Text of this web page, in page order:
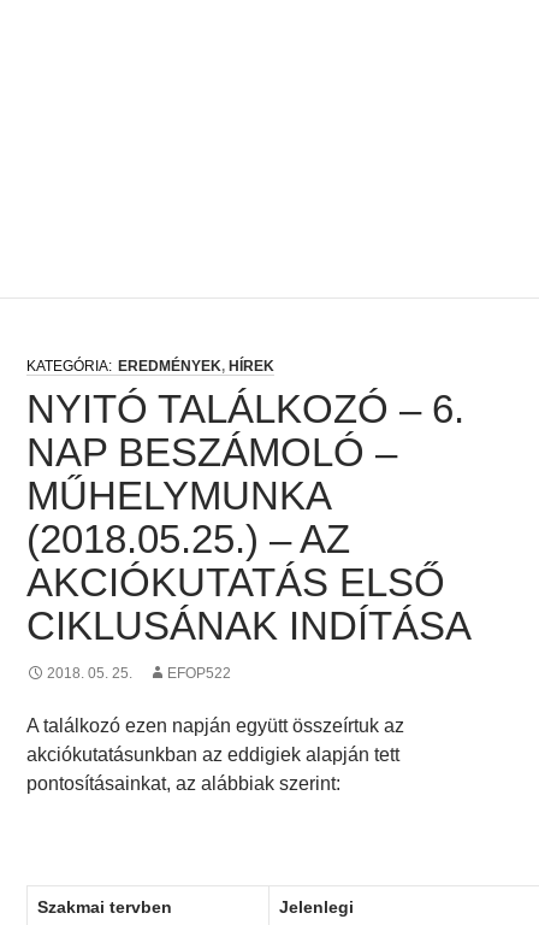
EREDMÉNYEK, HÍREK
NYITÓ TALÁLKOZÓ – 6.
NAP BESZÁMOLÓ –
MŰHELYMUNKA
(2018.05.25.) – AZ
AKCIÓKUTATÁS ELSŐ
CIKLUSÁNAK INDÍTÁSA
2018. 05. 25. EFOP522
A találkozó ezen napján együtt összeírtuk az
akciókutatásunkban az eddigiek alapján tett
pontosításainkat, az alábbiak szerint:
Szakmai tervben Jelenlegi